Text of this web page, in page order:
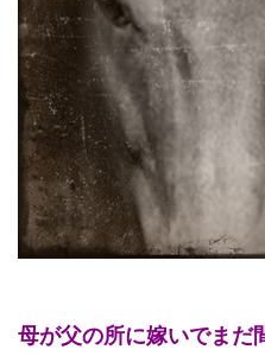
母が父の所に嫁いでまだ